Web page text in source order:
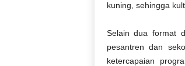
kuning sehingga
Selain dua format
pesantren dan
ketercapaian